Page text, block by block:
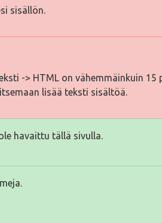
sisällön.
-> HTML on vähemmäinkuin
lisää teksti sisältöä.
havaittu tällä sivulla.